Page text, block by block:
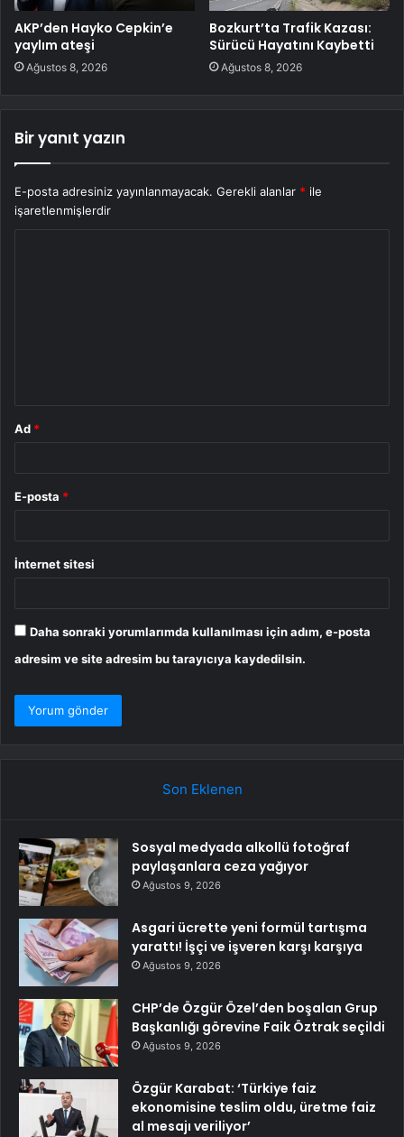
AKP’den Hayko Cepkin’e
yaylım ateşi
Ağustos 8, 2026
Bozkurt’ta Trafik Kazası:
Sürücü Hayatını Kaybetti
Ağustos 8, 2026
Bir yanıt yazın
E-posta adresiniz yayınlanmayacak. Gerekli alanlar * ile
işaretlenmişlerdir
Ad *
E-posta *
İnternet sitesi
Daha sonraki yorumlarımda kullanılması için adım, e-posta
adresim ve site adresim bu tarayıcıya kaydedilsin.
Son Eklenen
Sosyal medyada alkollü fotoğraf
paylaşanlara ceza yağıyor
Ağustos 9, 2026
Asgari ücrette yeni formül tartışma
yarattı! İşçi ve işveren karşı karşıya
Ağustos 9, 2026
CHP’de Özgür Özel’den boşalan Grup
Başkanlığı görevine Faik Öztrak seçildi
Ağustos 9, 2026
Özgür Karabat: ‘Türkiye faiz
ekonomisine teslim oldu, üretme faiz
al mesajı veriliyor’